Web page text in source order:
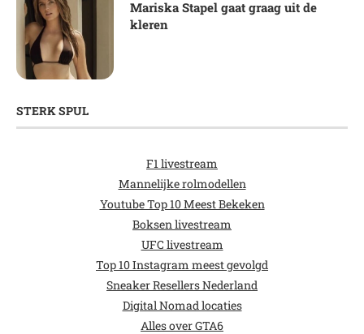
Mariska Stapel gaat graag uit de
kleren
STERK SPUL
F1 livestream
Mannelijke rolmodellen
Youtube Top 10 Meest Bekeken
Boksen livestream
UFC livestream
Top 10 Instagram meest gevolgd
Sneaker Resellers Nederland
Digital Nomad locaties
Alles over GTA6